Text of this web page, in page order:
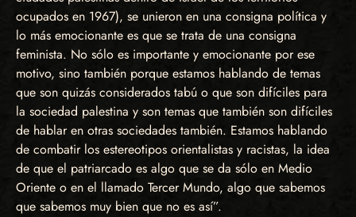
ocupados en 1967), se unieron en una consigna política y
lo más emocionante es que se trata de una consigna
feminista. No sólo es importante y emocionante por ese
motivo, sino también porque estamos hablando de temas
que son quizás considerados tabú o que son difíciles para
la sociedad palestina y son temas que también son difíciles
de hablar en otras sociedades también. Estamos hablando
de combatir los estereotipos orientalistas y racistas, la idea
de que el patriarcado es algo que se da sólo en Medio
Oriente o en el llamado Tercer Mundo, algo que sabemos
que sabemos muy bien que no es así”.